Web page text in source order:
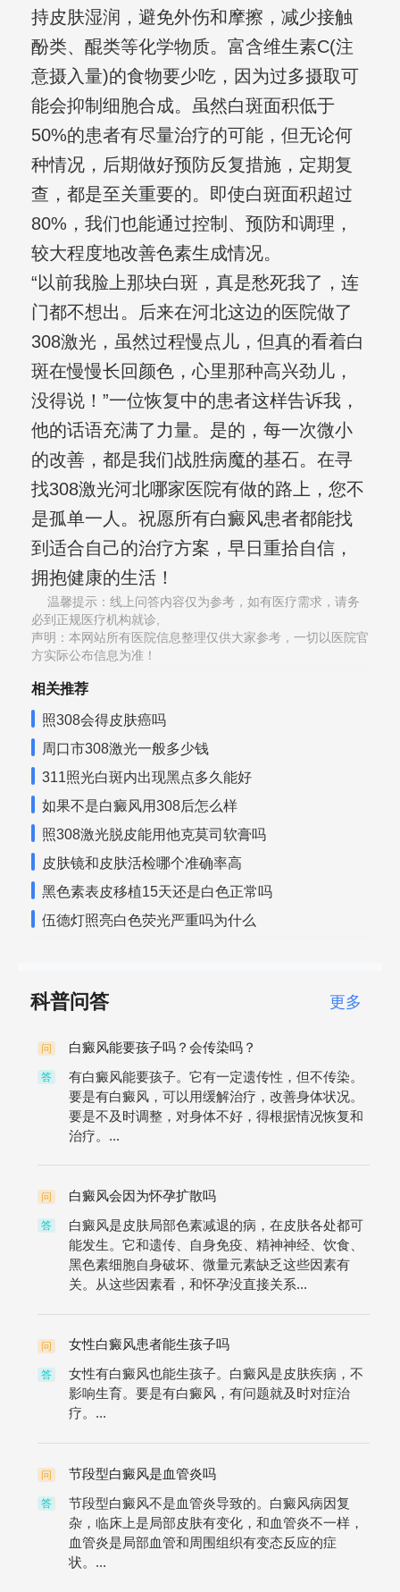
持皮肤湿润，避免外伤和摩擦，减少接触
酚类、醌类等化学物质。富含维生素C(注
意摄入量)的食物要少吃，因为过多摄取可
能会抑制细胞合成。虽然白斑面积低于
50%的患者有尽量治疗的可能，但无论何
种情况，后期做好预防反复措施，定期复
查，都是至关重要的。即使白斑面积超过
80%，我们也能通过控制、预防和调理，
较大程度地改善色素生成情况。
“以前我脸上那块白斑，真是愁死我了，连
门都不想出。后来在河北这边的医院做了
308激光，虽然过程慢点儿，但真的看着白
斑在慢慢长回颜色，心里那种高兴劲儿，
没得说！”一位恢复中的患者这样告诉我，
他的话语充满了力量。是的，每一次微小
的改善，都是我们战胜病魔的基石。在寻
找308激光河北哪家医院有做的路上，您不
是孤单一人。祝愿所有白癜风患者都能找
到适合自己的治疗方案，早日重拾自信，
拥抱健康的生活！
温馨提示：线上问答内容仅为参考，如有医疗需求，请务
必到正规医疗机构就诊,
声明：本网站所有医院信息整理仅供大家参考，一切以医院官
方实际公布信息为准！
相关推荐
照308会得皮肤癌吗
周口市308激光一般多少钱
311照光白斑内出现黑点多久能好
如果不是白癜风用308后怎么样
照308激光脱皮能用他克莫司软膏吗
皮肤镜和皮肤活检哪个准确率高
黑色素表皮移植15天还是白色正常吗
伍德灯照亮白色荧光严重吗为什么
科普问答 更多
问 白癜风能要孩子吗？会传染吗？
答
有白癜风能要孩子。它有一定遗传性，但不传染。
要是有白癜风，可以用缓解治疗，改善身体状况。
要是不及时调整，对身体不好，得根据情况恢复和
治疗。...
问 白癜风会因为怀孕扩散吗
答
白癜风是皮肤局部色素减退的病，在皮肤各处都可
能发生。它和遗传、自身免疫、精神神经、饮食、
黑色素细胞自身破坏、微量元素缺乏这些因素有
关。从这些因素看，和怀孕没直接关系...
问 女性白癜风患者能生孩子吗
答
女性有白癜风也能生孩子。白癜风是皮肤疾病，不
影响生育。要是有白癜风，有问题就及时对症治
疗。...
问 节段型白癜风是血管炎吗
答
节段型白癜风不是血管炎导致的。白癜风病因复
杂，临床上是局部皮肤有变化，和血管炎不一样，
血管炎是局部血管和周围组织有变态反应的症
状。...